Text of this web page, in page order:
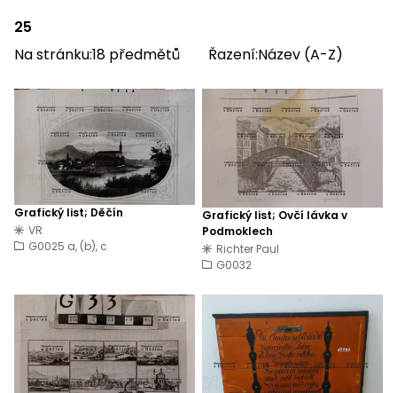
25
Na stránku:18 předmětů Řazení:Název (A-Z)
Grafický list; Děčín
VR
G0025 a, (b), c
Grafický list; Ovčí lávka v
Podmoklech
Richter Paul
G0032